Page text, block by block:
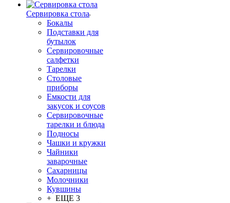
Сервировка стола
Бокалы
Подставки для
бутылок
Сервировочные
салфетки
Тарелки
Столовые
приборы
Емкости для
закусок и соусов
Сервировочные
тарелки и блюда
Подносы
Чашки и кружки
Чайники
заварочные
Сахарницы
Молочники
Кувшины
+ ЕЩЕ 3